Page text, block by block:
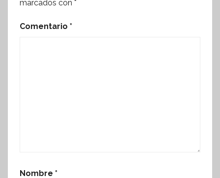
marcados con *
Comentario *
Nombre *